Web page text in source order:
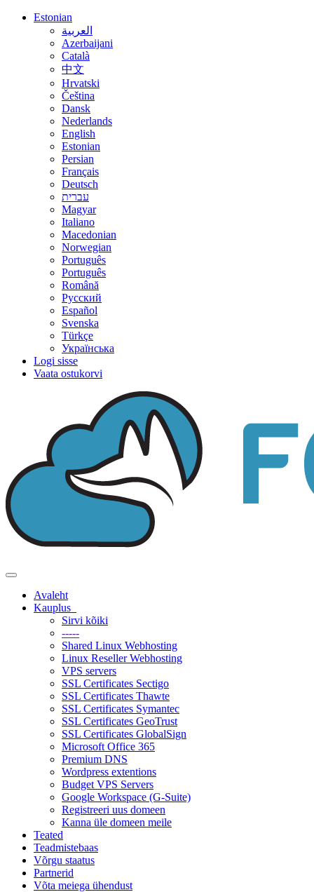
Estonian
العربية
Azerbaijani
Català
中文
Hrvatski
Čeština
Dansk
Nederlands
English
Estonian
Persian
Français
Deutsch
עברית
Magyar
Italiano
Macedonian
Norwegian
Português
Português
Română
Русский
Español
Svenska
Türkçe
Українська
Logi sisse
Vaata ostukorvi
Lülitage
navigeerimine
Avaleht
Kauplus
Sirvi kõiki
-----
Shared Linux Webhosting
Linux Reseller Webhosting
VPS servers
SSL Certificates Sectigo
SSL Certificates Thawte
SSL Certificates Symantec
SSL Certificates GeoTrust
SSL Certificates GlobalSign
Microsoft Office 365
Premium DNS
Wordpress extentions
Budget VPS Servers
Google Workspace (G-Suite)
Registreeri uus domeen
Kanna üle domeen meile
Teated
Teadmistebaas
Võrgu staatus
Partnerid
Võta meiega ühendust